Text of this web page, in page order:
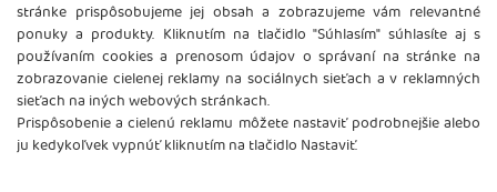
stránke prispôsobujeme jej obsah a zobrazujeme vám relevantné
ponuky a produkty. Kliknutím na tlačidlo "Súhlasím" súhlasíte aj s
používaním cookies a prenosom údajov o správaní na stránke na
zobrazovanie cielenej reklamy na sociálnych sieťach a v reklamných
sieťach na iných webových stránkach.
Prispôsobenie a cielenú reklamu môžete nastaviť podrobnejšie alebo
ju kedykoľvek vypnúť kliknutím na tlačidlo Nastaviť.